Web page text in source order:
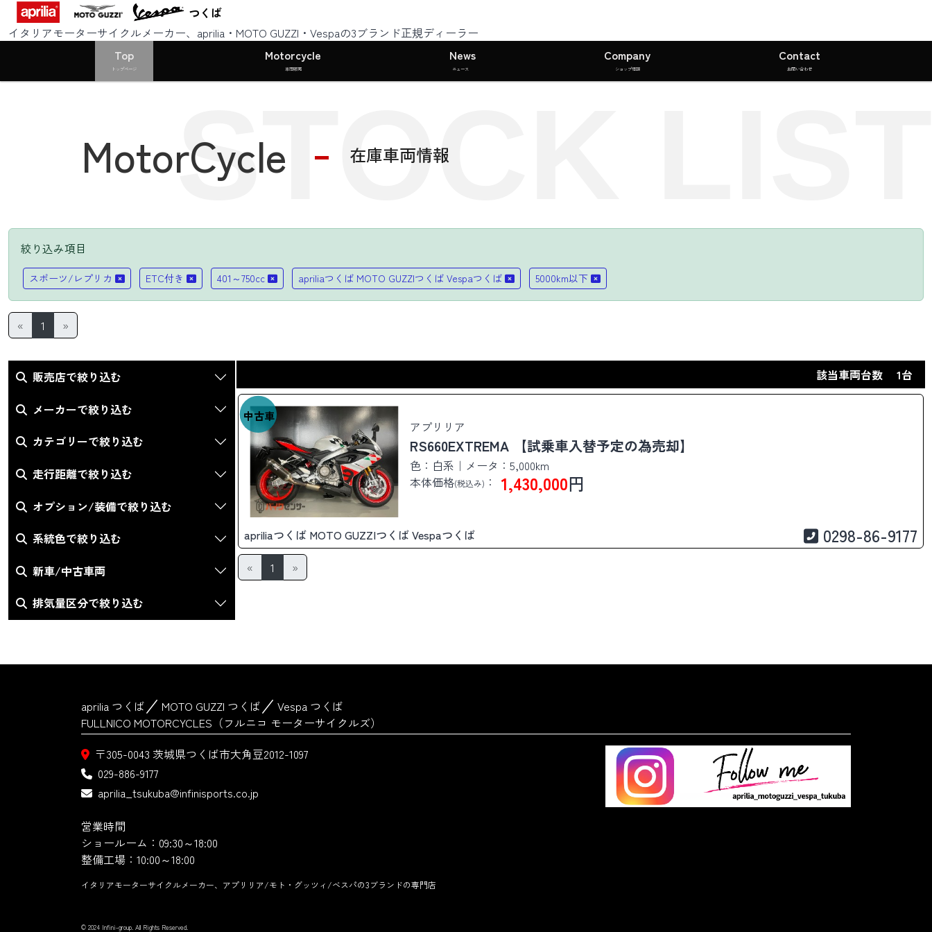
つくば
イタリアモーターサイクルメーカー、aprilia・MOTO GUZZI・Vespaの3ブランド正規ディーラー
Top
トップページ
Motorcycle
車両販売
News
ニュース
Company
ショップ情報
Contact
お問い合わせ
MotorCycle 在庫車両情報
STOCK LIST
絞り込み項目
スポーツ/レプリカ ETC付き 401～750cc apriliaつくば MOTO GUZZIつくば Vespaつくば 5000km以下
« 1 »
該当車両台数 1台
中古車
アプリリア
RS660EXTREMA 【試乗車入替予定の為売却】
色：白系｜メータ：5,000km
本体価格(税込み) ： 1,430,000円
apriliaつくば MOTO GUZZIつくば Vespaつくば 0298-86-9177
« 1 »
販売店で絞り込む
メーカーで絞り込む
カテゴリーで絞り込む
走行距離で絞り込む
オプション/装備で絞り込む
系統色で絞り込む
新車/中古車両
排気量区分で絞り込む
aprilia つくば MOTO GUZZI つくば
Vespa つくば
FULLNICO MOTORCYCLES（フルニコ モーターサイクルズ）
〒305-0043 茨城県つくば市大角豆2012-1097
029-886-9177
aprilia_tsukuba@infinisports.co.jp
営業時間
ショールーム：09:30～18:00
整備工場：10:00～18:00
イタリアモーターサイクルメーカー、アプリリア/モト・グッツィ/ベスパの3ブランドの専門店
© 2024 Infini-group. All Rights Reserved.